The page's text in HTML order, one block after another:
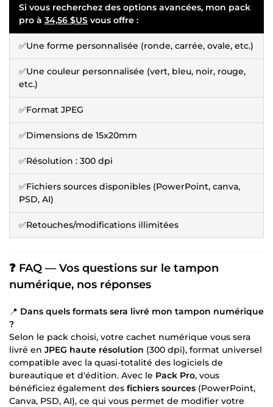
Si vous recherchez des options avancées, mon pack
pro à 34,56 $US vous offre :
✅Une forme personnalisée (ronde, carrée, ovale, etc.)
✅Une couleur personnalisée (vert, bleu, noir, rouge,
etc.)
✅Format JPEG
✅Dimensions de 15x20mm
✅Résolution : 300 dpi
✅Fichiers sources disponibles (PowerPoint, canva,
PSD, AI)
✅Retouches/modifications illimitées
❓ FAQ — Vos questions sur le tampon
numérique, nos réponses
📍 Dans quels formats sera livré mon tampon numérique
?
Selon le pack choisi, votre cachet numérique vous sera
livré en JPEG haute résolution (300 dpi), format universel
compatible avec la quasi-totalité des logiciels de
bureautique et d'édition. Avec le Pack Pro, vous
bénéficiez également des fichiers sources (PowerPoint,
Canva, PSD, AI), ce qui vous permet de modifier votre